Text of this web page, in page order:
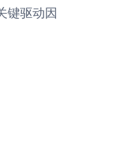
键驱动因